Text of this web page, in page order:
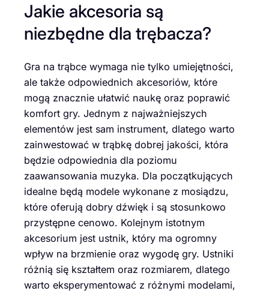
Jakie akcesoria są
niezbędne dla trębacza?
Gra na trąbce wymaga nie tylko umiejętności,
ale także odpowiednich akcesoriów, które
mogą znacznie ułatwić naukę oraz poprawić
komfort gry. Jednym z najważniejszych
elementów jest sam instrument, dlatego warto
zainwestować w trąbkę dobrej jakości, która
będzie odpowiednia dla poziomu
zaawansowania muzyka. Dla początkujących
idealne będą modele wykonane z mosiądzu,
które oferują dobry dźwięk i są stosunkowo
przystępne cenowo. Kolejnym istotnym
akcesorium jest ustnik, który ma ogromny
wpływ na brzmienie oraz wygodę gry. Ustniki
różnią się kształtem oraz rozmiarem, dlatego
warto eksperymentować z różnymi modelami,